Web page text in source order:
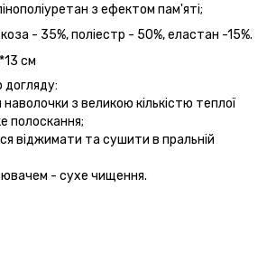
з ефектом пам'яті;
- 35%, поліестр - 50%, еластан -15%.
см
догляду:
з великою кількістю теплої
полоскання;
віджимати та сушити в пральній
- сухе чищення.